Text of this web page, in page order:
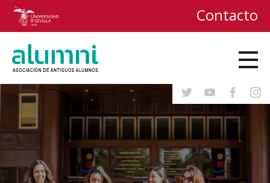
Contacto